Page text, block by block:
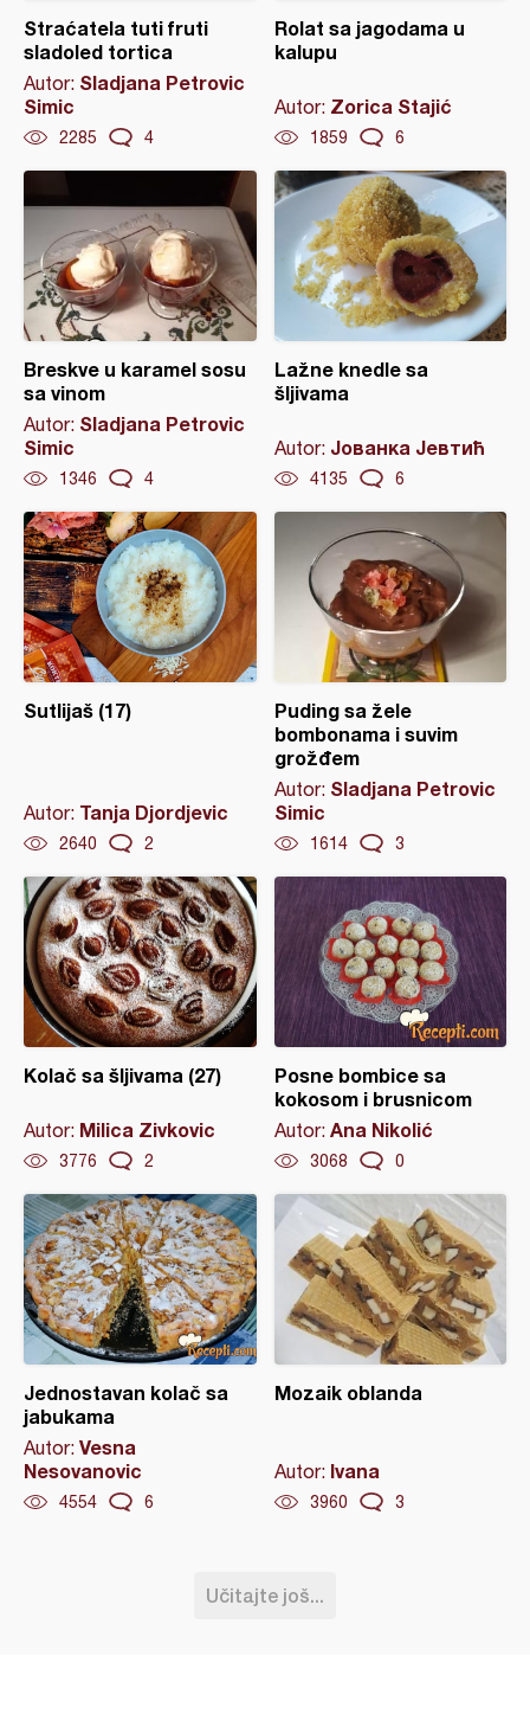
Straćatela tuti fruti
sladoled tortica
Autor: Sladjana Petrovic
Simic
2285 4
Rolat sa jagodama u
kalupu
Autor: Zorica Stajić
1859 6
Breskve u karamel sosu
sa vinom
Autor: Sladjana Petrovic
Simic
1346 4
Lažne knedle sa
šljivama
Autor: Јованка Јевтић
4135 6
Sutlijaš (17)
Autor: Tanja Djordjevic
2640 2
Puding sa žele
bombonama i suvim
grožđem
Autor: Sladjana Petrovic
Simic
1614 3
Kolač sa šljivama (27)
Autor: Milica Zivkovic
3776 2
Posne bombice sa
kokosom i brusnicom
Autor: Ana Nikolić
3068 0
Jednostavan kolač sa
jabukama
Autor: Vesna
Nesovanovic
4554 6
Mozaik oblanda
Autor: Ivana
3960 3
Učitajte još...